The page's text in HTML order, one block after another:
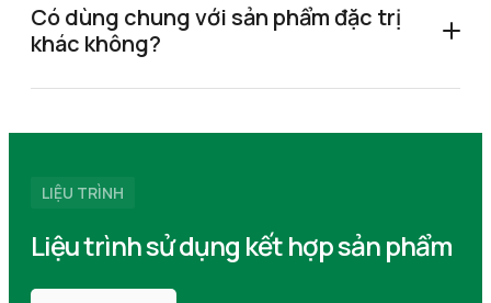
Có dùng chung với sản phẩm đặc trị
khác không?
LIỆU TRÌNH
Liệu trình sử dụng kết hợp sản phẩm